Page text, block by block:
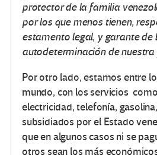
protector de la familia
por los que menos tienen,
estamento legal, y garante de
autodeterminación de
Por otro lado, estamos entre
mundo, con los servicios
electricidad, telefonía,
subsidiados por el Estado
que en algunos casos ni se
otros sean los más